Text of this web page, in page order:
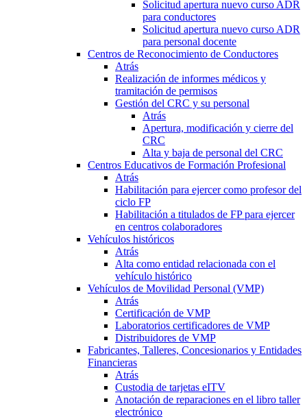
Solicitud apertura nuevo curso ADR
para conductores
Solicitud apertura nuevo curso ADR
para personal docente
Centros de Reconocimiento de Conductores
Atrás
Realización de informes médicos y
tramitación de permisos
Gestión del CRC y su personal
Atrás
Apertura, modificación y cierre del
CRC
Alta y baja de personal del CRC
Centros Educativos de Formación Profesional
Atrás
Habilitación para ejercer como profesor del
ciclo FP
Habilitación a titulados de FP para ejercer
en centros colaboradores
Vehículos históricos
Atrás
Alta como entidad relacionada con el
vehículo histórico
Vehículos de Movilidad Personal (VMP)
Atrás
Certificación de VMP
Laboratorios certificadores de VMP
Distribuidores de VMP
Fabricantes, Talleres, Concesionarios y Entidades
Financieras
Atrás
Custodia de tarjetas eITV
Anotación de reparaciones en el libro taller
electrónico